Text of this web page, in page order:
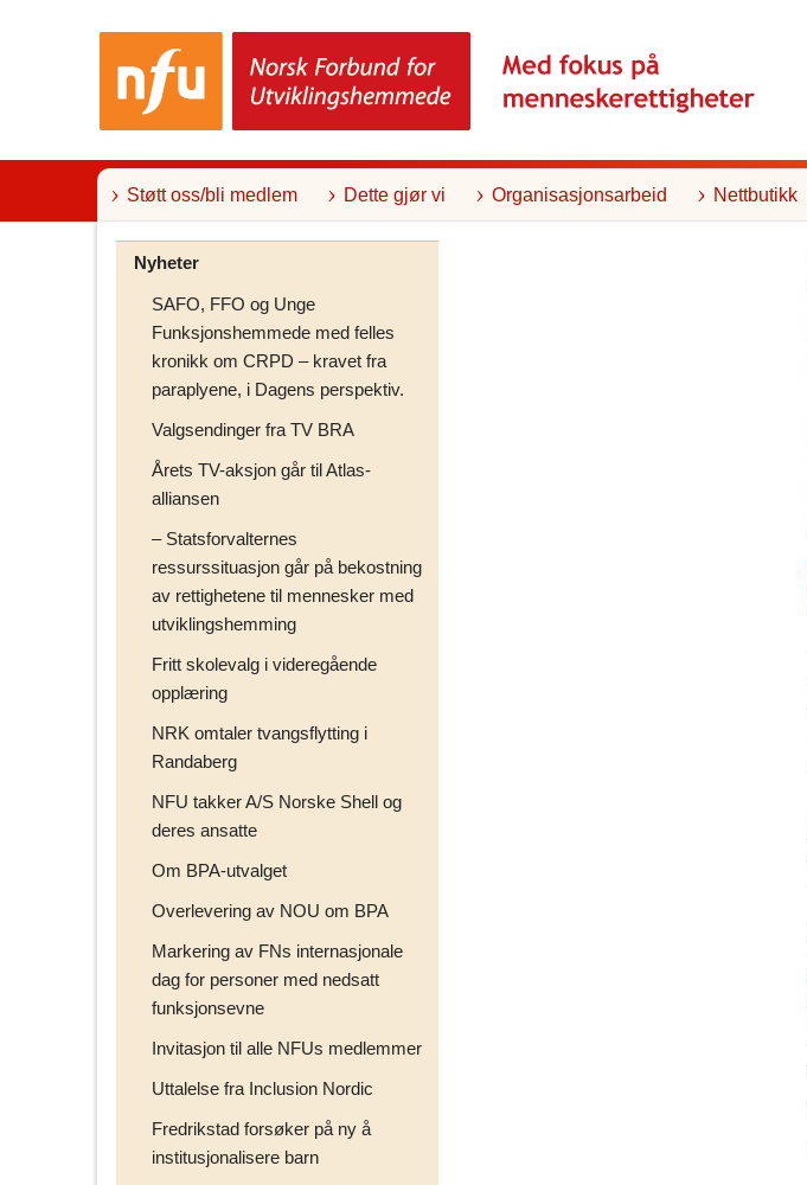
o
Støtt oss/bli medlem Dette gjør vi Organisasjonsarbeid Nettbutikk
Nyheter
SAFO, FFO og Unge
Funksjonshemmede med felles
kronikk om CRPD – kravet fra
paraplyene, i Dagens perspektiv.
Valgsendinger fra TV BRA
Årets TV-aksjon går til Atlas-
alliansen
– Statsforvalternes
ressurssituasjon går på bekostning
av rettighetene til mennesker med
utviklingshemming
Fritt skolevalg i videregående
opplæring
NRK omtaler tvangsflytting i
Randaberg
NFU takker A/S Norske Shell og
deres ansatte
Om BPA-utvalget
Overlevering av NOU om BPA
Markering av FNs internasjonale
dag for personer med nedsatt
funksjonsevne
Invitasjon til alle NFUs medlemmer
Uttalelse fra Inclusion Nordic
Fredrikstad forsøker på ny å
institusjonalisere barn